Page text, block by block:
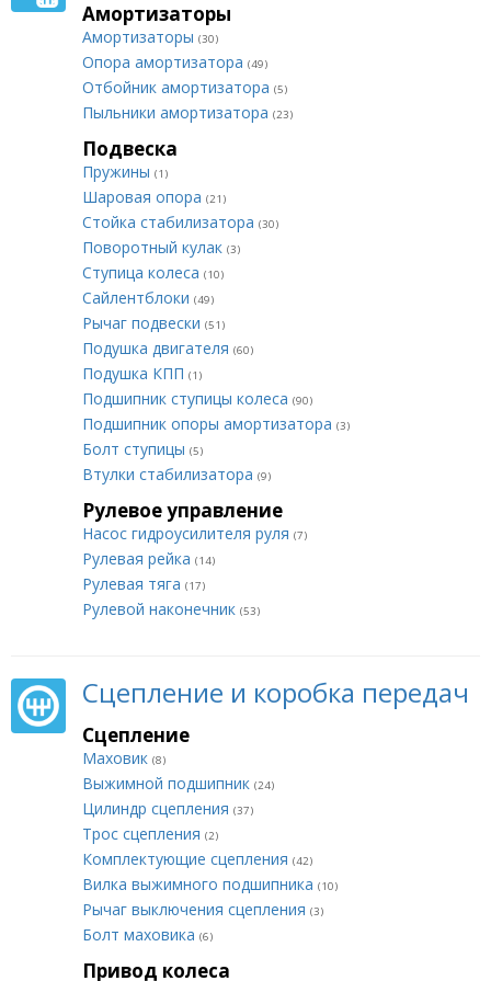
Амортизаторы
Амортизаторы (30)
Опора амортизатора (49)
Отбойник амортизатора (5)
Пыльники амортизатора (23)
Подвеска
Пружины (1)
Шаровая опора (21)
Стойка стабилизатора (30)
Поворотный кулак (3)
Ступица колеса (10)
Сайлентблоки (49)
Рычаг подвески (51)
Подушка двигателя (60)
Подушка КПП (1)
Подшипник ступицы колеса (90)
Подшипник опоры амортизатора (3)
Болт ступицы (5)
Втулки стабилизатора (9)
Рулевое управление
Насос гидроусилителя руля (7)
Рулевая рейка (14)
Рулевая тяга (17)
Рулевой наконечник (53)
Сцепление и коробка передач
Сцепление
Маховик (8)
Выжимной подшипник (24)
Цилиндр сцепления (37)
Трос сцепления (2)
Комплектующие сцепления (42)
Вилка выжимного подшипника (10)
Рычаг выключения сцепления (3)
Болт маховика (6)
Привод колеса